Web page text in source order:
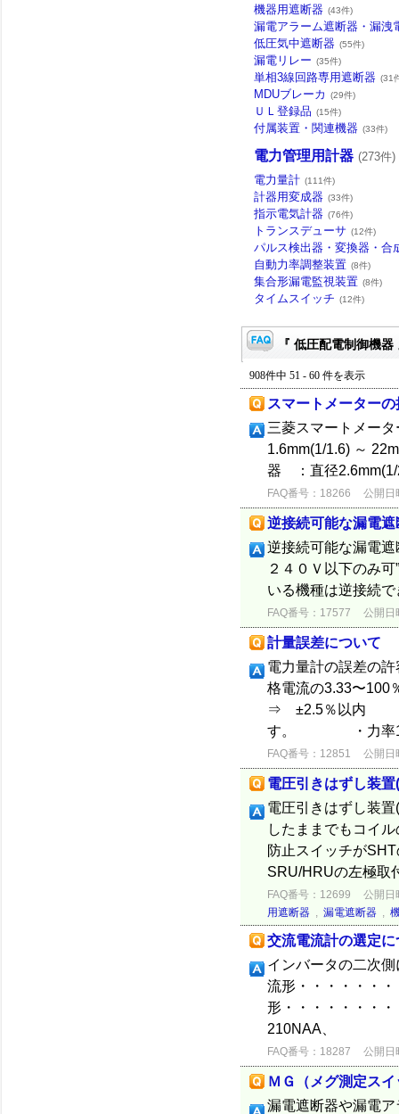
機器用遮断器 (43件)
漏電アラーム遮断器・漏洩
低圧気中遮断器 (55件)
漏電リレー (35件)
単相3線回路専用遮断器 (31
MDUブレーカ (29件)
ＵＬ登録品 (15件)
付属装置・関連機器 (33件)
電力管理用計器 (273件)
電力量計 (111件)
計器用変成器 (33件)
指示電気計器 (76件)
トランスデューサ (12件)
パルス検出器・変換器・合
自動力率調整装置 (8件)
集合形漏電監視装置 (8件)
タイムスイッチ (12件)
『 低圧配電制御機
908件中 51 - 60 件を表示
スマートメーター
三菱スマートメー
1.6mm(1/1.6) ～
器 ：直径2.6mm(1/
FAQ番号：18266 公開日
逆接続可能な漏電遮
逆接続可能な漏電遮
２４０Ｖ以下のみ
いる機種は逆接続
FAQ番号：17577 公開日
計量誤差について
電力量計の誤差
格電流の3.33〜
⇒ ±2.5％以内 ※
す。 ・力率1
FAQ番号：12851 公開日
電圧引きはずし装
電圧引きはずし装
したままでもコイ
防止スイッチが
SRU/HRUの左極取
FAQ番号：12699
公開日
用遮断器 , 漏電遮断器 ,
交流電流計の選定に
インバータの二次
流形・・・・・・
形・・・・・・・
FAQ番号：18287 公開日
ＭＧ（メグ測定ス
漏電遮断器や漏電